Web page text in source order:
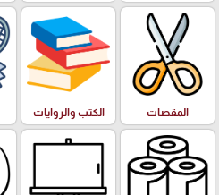
المقصات الكتب والروايات